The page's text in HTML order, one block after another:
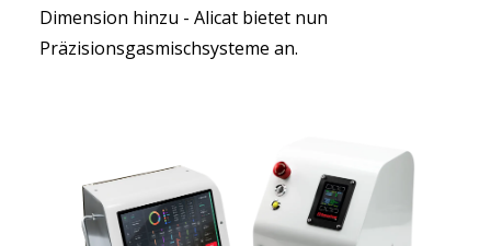
Dimension hinzu - Alicat bietet nun
Präzisionsgasmischsysteme an.